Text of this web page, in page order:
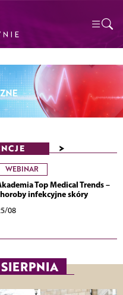
>
WEBINAR
Top Medical Trends –
infekcyjne skóry
08